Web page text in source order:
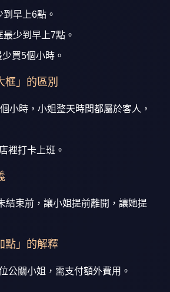
早上6點。
少到早上7點。
買5個小時。
框」的區別
小時，小姐整天時間都屬於客人，
裡打卡上班。
結束前，讓小姐提前離開，讓她提
點」的解釋
公關小姐，需支付額外費用。